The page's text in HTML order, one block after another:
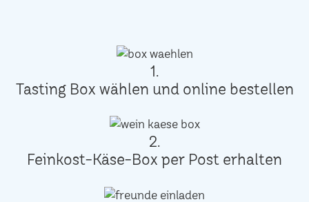
1.
Tasting Box wählen und online bestellen
2.
Feinkost-Käse-Box per Post erhalten